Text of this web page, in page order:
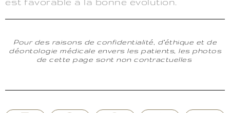
Pour des raisons de confidentialité, d’éthique et de
déontologie médicale envers les patients, les photos
de cette page sont non contractuelles